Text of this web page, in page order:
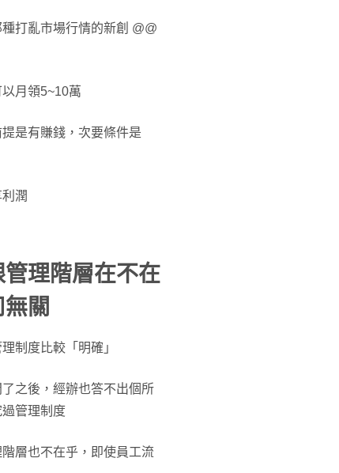
打亂市場行情的新創 @@
月領5~10萬
是有賺錢，次要條件是
潤
理階層在不在
關
制度比較「明確」
之後，經辦也答不出個所
管理制度
層也不在乎，即使員工流